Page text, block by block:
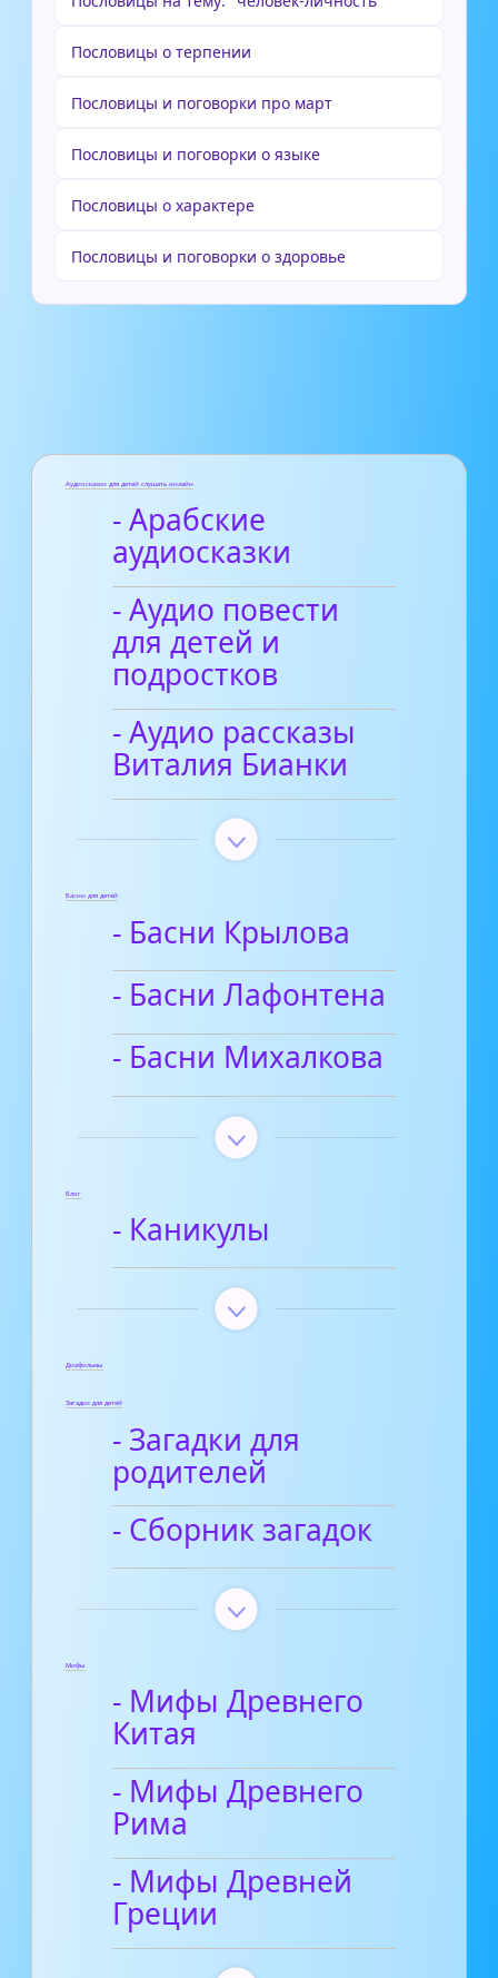
Пословицы о терпении
Пословицы и поговорки про март
Пословицы и поговорки о языке
Пословицы о характере
Пословицы и поговорки о здоровье
Аудиосказки для детей слушать онлайн
- Арабские
аудиосказки
- Аудио повести
для детей и
подростков
- Аудио рассказы
Виталия Бианки
Басни для детей
- Басни Крылова
- Басни Лафонтена
- Басни Михалкова
Блог
- Каникулы
Диафильмы
Загадки для детей
- Загадки для
родителей
- Сборник загадок
Мифы
- Мифы Древнего
Китая
- Мифы Древнего
Рима
- Мифы Древней
Греции